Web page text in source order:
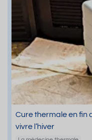
Cure thermale en fin
vivre l’hiver